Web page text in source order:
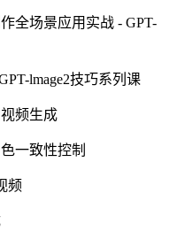
全场景应用实战 - GPT-
lmage2技巧系列课
频生成
一致性控制
频